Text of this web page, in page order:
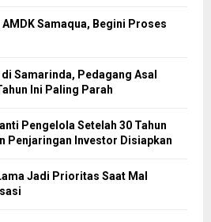
Samaqua, Begini Proses
Samarinda, Pedagang Asal
Ini Paling Parah
Pengelola Setelah 30 Tahun
Penjaringan Investor Disiapkan
Jadi Prioritas Saat Mal